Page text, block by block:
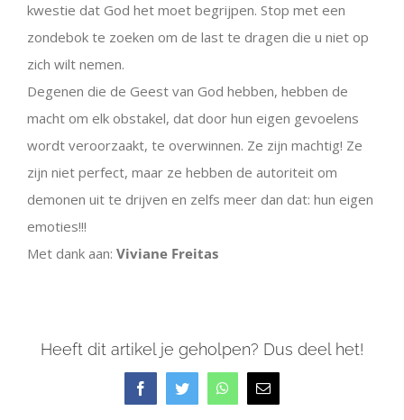
kwestie dat God het moet begrijpen. Stop met een
zondebok te zoeken om de last te dragen die u niet op
zich wilt nemen.
Degenen die de Geest van God hebben, hebben de
macht om elk obstakel, dat door hun eigen gevoelens
wordt veroorzaakt, te overwinnen. Ze zijn machtig! Ze
zijn niet perfect, maar ze hebben de autoriteit om
demonen uit te drijven en zelfs meer dan dat: hun eigen
emoties!!!
Met dank aan: Viviane Freitas
Heeft dit artikel je geholpen? Dus deel het!
FacebookTwitterWhatsApp
E-
mail